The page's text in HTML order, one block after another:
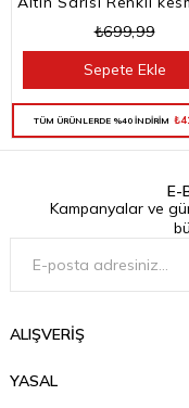
₺699,99
Sepete Ekle
TÜM ÜRÜNLERDE %40 İNDİRİM
E-
Kampanyalar ve
ALIŞVERİŞ
YASAL